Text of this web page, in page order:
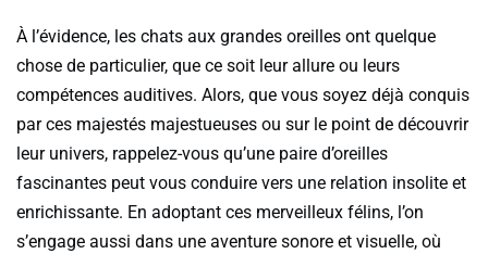
À l’évidence, les chats aux grandes oreilles ont quelque
chose de particulier, que ce soit leur allure ou leurs
compétences auditives. Alors, que vous soyez déjà conquis
par ces majestés majestueuses ou sur le point de découvrir
leur univers, rappelez-vous qu’une paire d’oreilles
fascinantes peut vous conduire vers une relation insolite et
enrichissante. En adoptant ces merveilleux félins, l’on
s’engage aussi dans une aventure sonore et visuelle, où